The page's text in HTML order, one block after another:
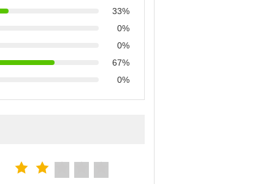
33%
0%
0%
67%
0%